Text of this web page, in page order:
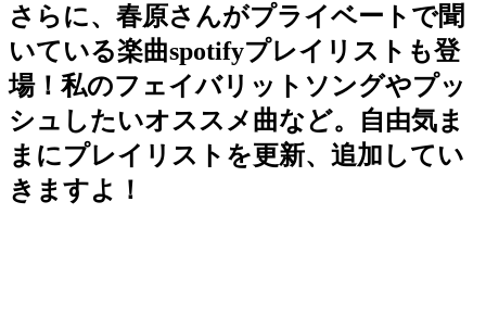
さらに、春原さんがプライベートで聞
いている楽曲spotifyプレイリストも登
場！私のフェイバリットソングやプッ
シュしたいオススメ曲など。自由気ま
まにプレイリストを更新、追加してい
きますよ！